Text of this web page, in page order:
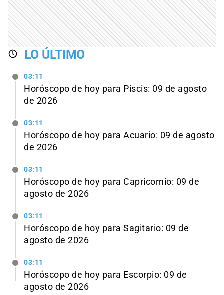
LO ÚLTIMO
03:11
Horóscopo de hoy para Piscis: 09 de agosto
de 2026
03:11
Horóscopo de hoy para Acuario: 09 de agosto
de 2026
03:11
Horóscopo de hoy para Capricornio: 09 de
agosto de 2026
03:11
Horóscopo de hoy para Sagitario: 09 de
agosto de 2026
03:11
Horóscopo de hoy para Escorpio: 09 de
agosto de 2026